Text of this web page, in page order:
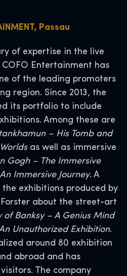
Passau
of expertise in the live
Entertainment has
of the leading promoters
region. Since 2013, the
its portfolio to include
Among these are
– His Tomb and
as well as immersive
Gogh – The Immersive
Immersive Journey. A
exhibitions produced by
about the street-art
of Banksy – A Genius Mind
Unauthorized Exhibition.
around 80 exhibition
abroad and has
The company